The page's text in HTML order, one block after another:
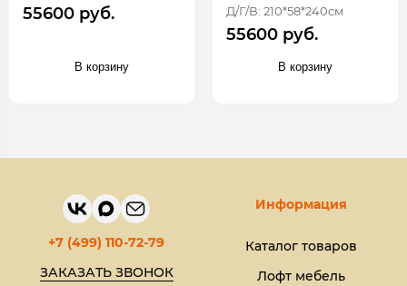
55600 руб.
В корзину
Д/Г/В: 210*58*240см
55600 руб.
В корзину
+7 (499) 110-72-79
ЗАКАЗАТЬ ЗВОНОК
Информация
Каталог товаров
Лофт мебель